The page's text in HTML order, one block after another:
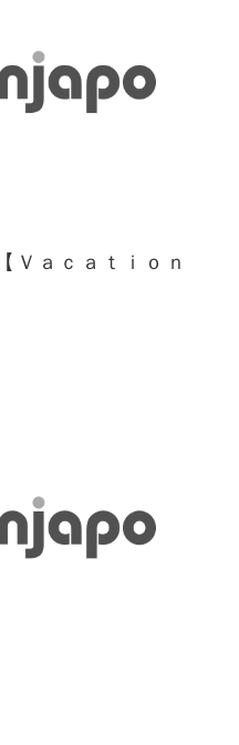
Ｖａｃａｔｉｏｎ